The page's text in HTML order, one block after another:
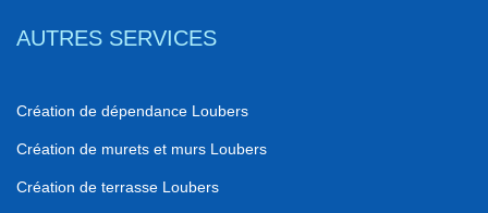
AUTRES SERVICES
Création de dépendance Loubers
Création de murets et murs Loubers
Création de terrasse Loubers